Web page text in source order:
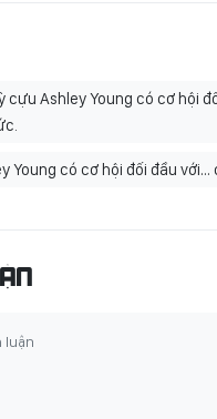
cựu Ashley Young có cơ hội
Young có cơ hội đối đầu với…